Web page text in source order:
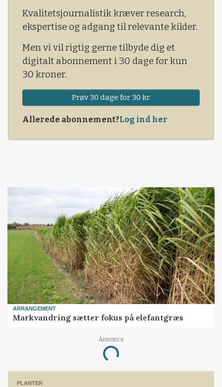
Kvalitetsjournalistik kræver research,
ekspertise og adgang til relevante kilder.
Men vi vil rigtig gerne tilbyde dig et
digitalt abonnement i 30 dage for kun
30 kroner.
Prøv 30 dage for 30 kr
Allerede abonnement?Log ind her
ARRANGEMENT
Markvandring sætter fokus på elefantgræs
Annonce
Loading...
PLANTER